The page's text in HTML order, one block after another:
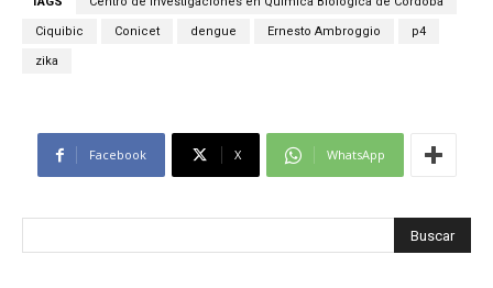
Ciquibic Conicet dengue Ernesto Ambroggio p4
zika
Facebook X WhatsApp